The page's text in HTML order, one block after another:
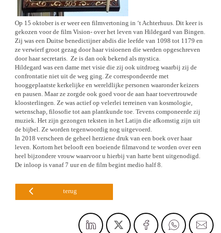
Op 15 oktober is er weer een filmvertoning in ‘t Achterhuus. Dit keer is
gekozen voor de film Vision- over het leven van Hildegard van Bingen.
Zij was een Duitse benedictijner abdis die leefde van 1098 tot 1179 en
ze verwierf groot gezag door haar visioenen die werden opgeschreven
door haar secretaris. Ze is dan ook bekend als mystica.
Hildegard was een dame met visie die zij ook uitdroeg waarbij zij de
confrontatie niet uit de weg ging. Ze correspondeerde met
hooggeplaatste kerkelijke en wereldlijke personen waaronder keizers
en pausen. Maar ze zorgde ook goed voor de aan haar toevertrouwde
kloosterlingen. Ze was actief op velerlei terreinen van kosmologie,
wetenschap, filosofie tot aan plantkunde toe. Tevens componeerde zij
muziek. Het zijn gezongen teksten in het Latijn die afkomstig zijn uit
de bijbel. Ze worden tegenwoordig nog uitgevoerd.
In 2018 verscheen de geheel herziene druk van een boek over haar
leven. Kortom het belooft een boeiende filmavond te worden over een
heel bijzondere vrouw waarvoor u hierbij van harte bent uitgenodigd.
De inloop is vanaf 7 uur en de film begint medio half 8.
terug